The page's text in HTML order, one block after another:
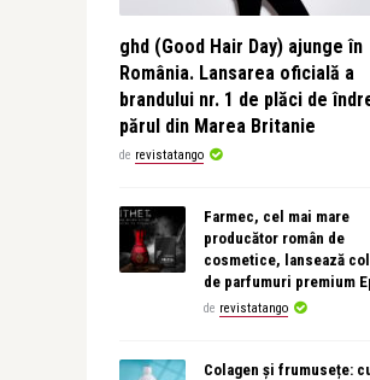
ghd (Good Hair Day) ajunge în
România. Lansarea oficială a
brandului nr. 1 de plăci de
părul din Marea Britanie
de revistatango
Farmec, cel mai mare
producător român de
cosmetice, lansează
de parfumuri premium
de revistatango
Colagen și frumusețe: